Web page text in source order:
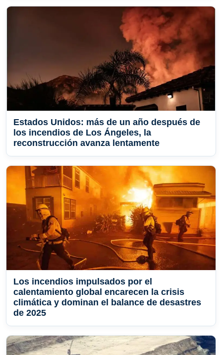
Estados Unidos: más de un año después de
los incendios de Los Ángeles, la
reconstrucción avanza lentamente
Los incendios impulsados por el
calentamiento global encarecen la crisis
climática y dominan el balance de desastres
de 2025